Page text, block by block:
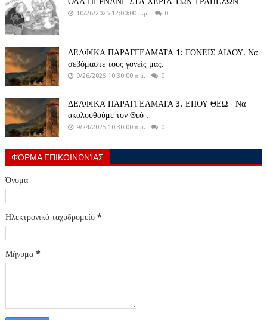
10/26/2025 12:00:00 μ.μ. 0
ΔΕΛΦΙΚΑ ΠΑΡΑΓΓΕΛΜΑΤΑ 1: ΓΟΝΕΙΣ ΑΙΔΟΥ. Να
σεβόμαστε τους γονείς μας.
9/26/2025 10:30:00 π.μ. 0
ΔΕΛΦΙΚΑ ΠΑΡΑΓΓΕΛΜΑΤΑ 3. ΕΠΟΥ ΘΕΩ - Να
ακολουθούμε τον Θεό .
9/24/2025 10:30:00 π.μ. 0
ΦΌΡΜΑ ΕΠΙΚΟΙΝΩΝΊΑΣ
Όνομα
Ηλεκτρονικό ταχυδρομείο *
Μήνυμα *